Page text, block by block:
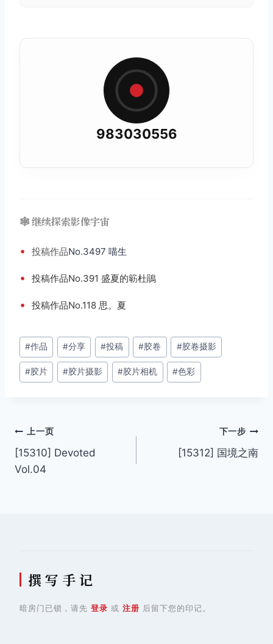
983030556
🕸️ 继续探索影像宇宙
• 投稿作品No.3497 喵生
• 投稿作品No.391 盛夏的簕杜鵑
• 投稿作品No.118 思。夏
文
章
标
#作品 #分享 #投稿 #胶卷 #胶卷摄影
#胶片 #胶片摄影 #胶片相机 #色彩
文
章
上一页
[15310] Devoted
Vol.04
下一步
[15312] 国境之南
撰 写 手 记
暗房门已锁，请先 登录 或 注册 后留下您的印记。